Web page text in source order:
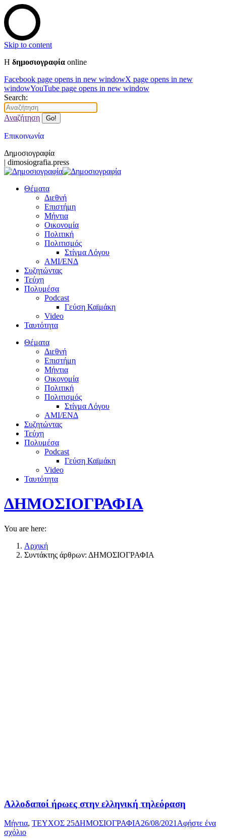
Skip to content
Η δημοσιογραφία online
Facebook page opens in new windowX page opens in new
windowYouTube page opens in new window
Search:
Αναζήτηση
Επικοινωνία
Δημοσιογραφία
| dimosiografia.press
Θέματα
Διεθνή
Επιστήμη
Μήντια
Οικονομία
Πολιτική
Πολιτισμός
Στίγμα Λόγου
AMI/ΕΝΔ
Συζητώντας
Τεύχη
Πολυμέσα
Podcast
Γεύση Καϊμάκη
Video
Ταυτότητα
Θέματα
Διεθνή
Επιστήμη
Μήντια
Οικονομία
Πολιτική
Πολιτισμός
Στίγμα Λόγου
AMI/ΕΝΔ
Συζητώντας
Τεύχη
Πολυμέσα
Podcast
Γεύση Καϊμάκη
Video
Ταυτότητα
ΔΗΜΟΣΙΟΓΡΑΦΙΑ
You are here:
Αρχική
Συντάκτης άρθρων: ΔΗΜΟΣΙΟΓΡΑΦΙΑ
Αλλοδαποί ήρωες στην ελληνική τηλεόραση
Μήντια, ΤΕΥΧΟΣ 25ΔΗΜΟΣΙΟΓΡΑΦΙΑ26/08/2021 Αφήστε ένα
σχόλιο